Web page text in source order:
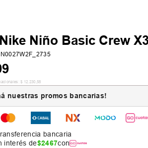
Niño Basic Crew
$ 12.230 ,58
nuestras promos bancarias!
bancaria
interés de$2467con